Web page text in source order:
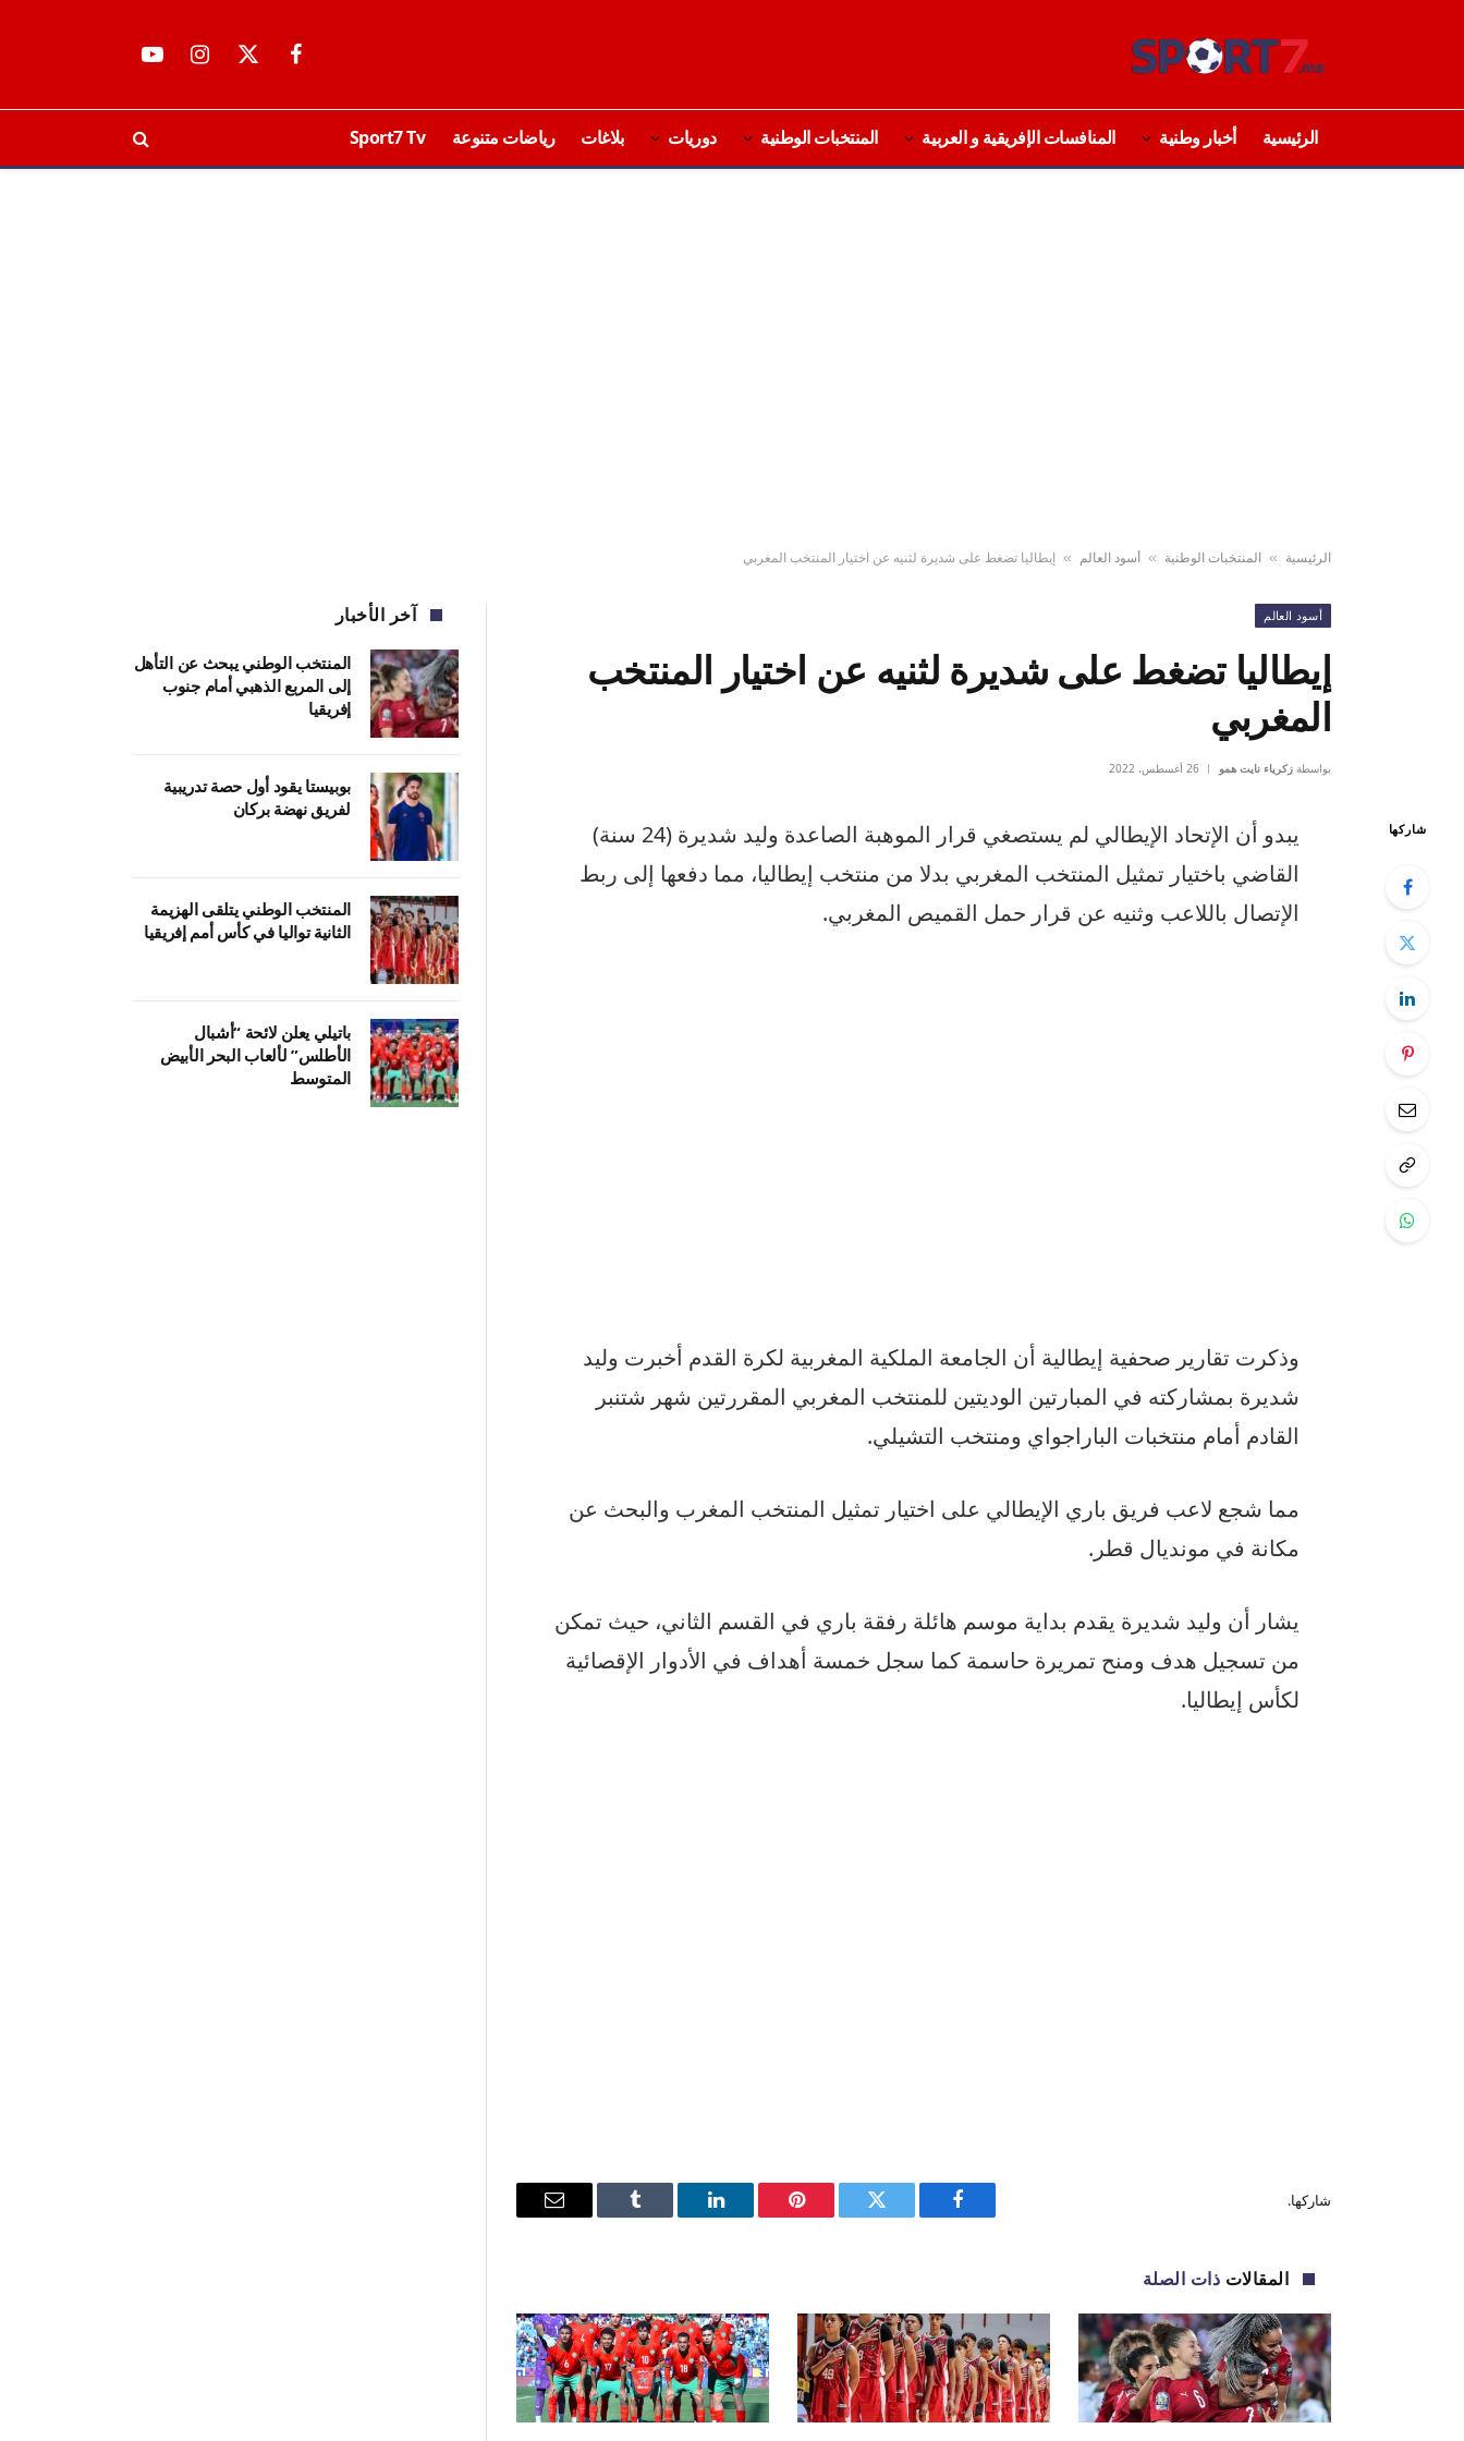
فيسبوكX
الانستغراميوتيوب
الرئيسية أخبار وطنية المنافسات الإفريقية و العربية المنتخبات الوطنية دوريات بلاغات رياضات متنوعة Sport7 Tv
الرئيسية » المنتخبات الوطنية » أسود العالم » إيطاليا تضغط على شديرة لثنيه عن اختيار المنتخب المغربي
أسود العالم
إيطاليا تضغط على شديرة لثنيه عن اختيار المنتخب
المغربي
بواسطة زكرياء نايت همو 26 أغسطس، 2022
شاركها
يبدو أن الإتحاد الإيطالي لم يستصغي قرار الموهبة الصاعدة وليد شديرة (24 سنة)
القاضي باختيار تمثيل المنتخب المغربي بدلا من منتخب إيطاليا، مما دفعها إلى ربط
الإتصال باللاعب وثنيه عن قرار حمل القميص المغربي.
وذكرت تقارير صحفية إيطالية أن الجامعة الملكية المغربية لكرة القدم أخبرت وليد
شديرة بمشاركته في المبارتين الوديتين للمنتخب المغربي المقررتين شهر شتنبر
القادم أمام منتخبات الباراجواي ومنتخب التشيلي.
مما شجع لاعب فريق باري الإيطالي على اختيار تمثيل المنتخب المغرب والبحث عن
مكانة في مونديال قطر.
يشار أن وليد شديرة يقدم بداية موسم هائلة رفقة باري في القسم الثاني، حيث تمكن
من تسجيل هدف ومنح تمريرة حاسمة كما سجل خمسة أهداف في الأدوار الإقصائية
لكأس إيطاليا.
شاركها.
فيسبوك
تويتر بينتيريستلينكدإن Tumblr
البريد
المقالات ذات الصلة
آخر الأخبار
المنتخب الوطني يبحث عن التأهل
إلى المربع الذهبي أمام جنوب
إفريقيا
بوبيستا يقود أول حصة تدريبية
لفريق نهضة بركان
المنتخب الوطني يتلقى الهزيمة
الثانية تواليا في كأس أمم إفريقيا
باتيلي يعلن لائحة “أشبال
الأطلس” لألعاب البحر الأبيض
المتوسط